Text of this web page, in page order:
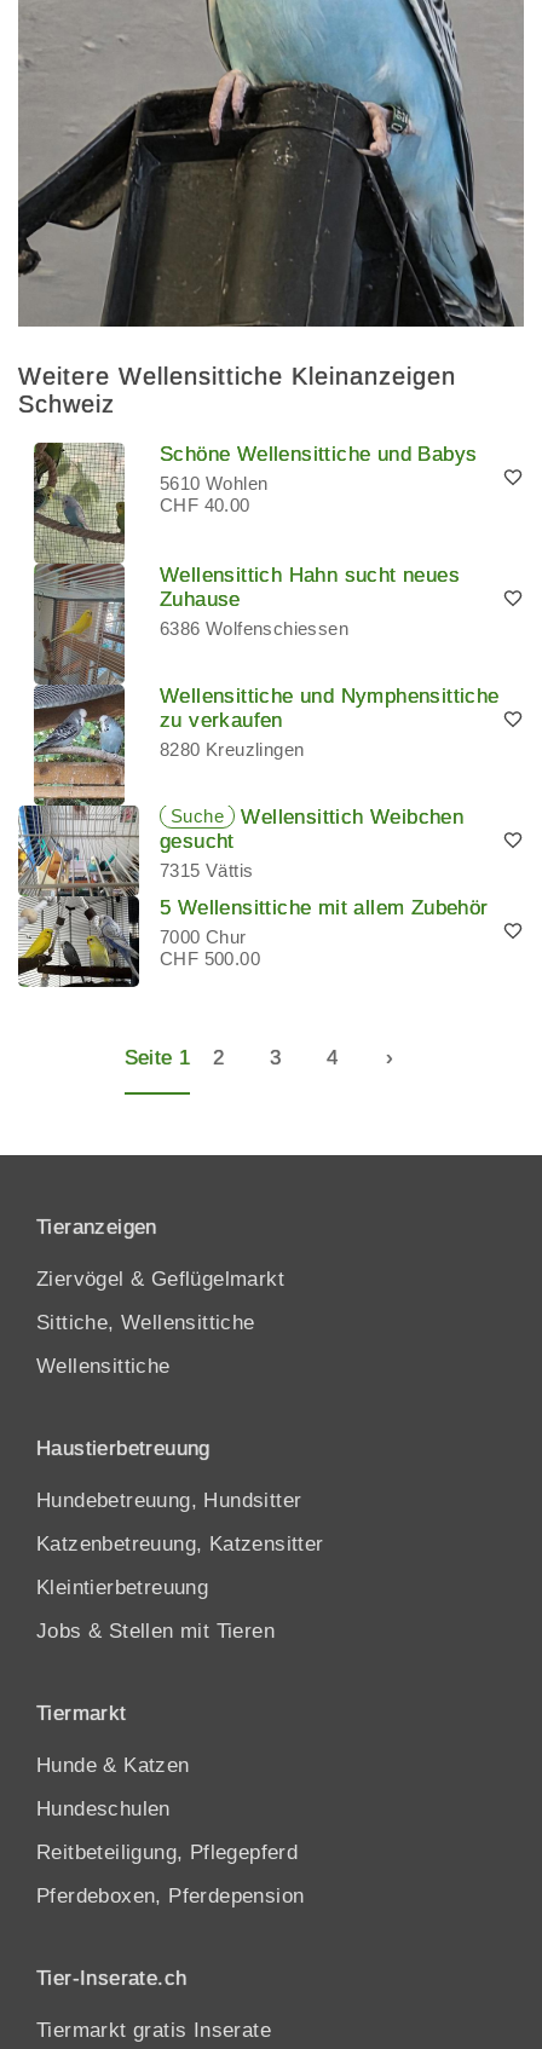
Weitere Wellensittiche Kleinanzeigen
Schweiz
Schöne Wellensittiche und Babys
5610 Wohlen
CHF 40.00
Wellensittich Hahn sucht neues
Zuhause
6386 Wolfenschiessen
Wellensittiche und Nymphensittiche
zu verkaufen
8280 Kreuzlingen
Suche
Wellensittich Weibchen
gesucht
7315 Vättis
5 Wellensittiche mit allem Zubehör
7000 Chur
CHF 500.00
Seite 1 2 3 4 ›
Tieranzeigen
Ziervögel & Geflügelmarkt
Sittiche, Wellensittiche
Wellensittiche
Haustierbetreuung
Hundebetreuung, Hundsitter
Katzenbetreuung, Katzensitter
Kleintierbetreuung
Jobs & Stellen mit Tieren
Tiermarkt
Hunde & Katzen
Hundeschulen
Reitbeteiligung, Pflegepferd
Pferdeboxen, Pferdepension
Tier-Inserate.ch
Tiermarkt gratis Inserate